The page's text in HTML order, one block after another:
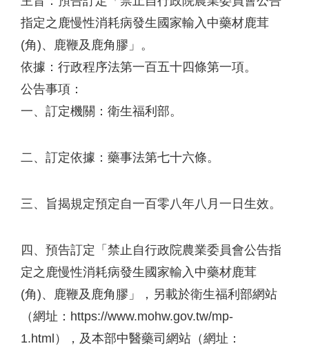
指定之鹿慢性消耗病發生國家輸入中藥材鹿茸
(角)、鹿鞭及鹿角膠」。
依據：行政程序法第一百五十四條第一項。
公告事項：
一、訂定機關：衛生福利部。
二、訂定依據：藥事法第七十六條。
三、旨揭規定預定自一百零八年八月一日生效。
四、預告訂定「禁止自行政院農業委員會公告指
定之鹿慢性消耗病發生國家輸入中藥材鹿茸
(角)、鹿鞭及鹿角膠」，另載於衛生福利部網站
（網址：https://www.mohw.gov.tw/mp-
1.html），及本部中醫藥司網站（網址：